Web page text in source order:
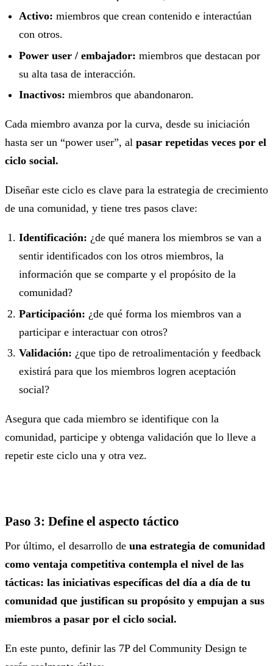
Activo: miembros que crean contenido e interactúan
con otros.
Power user / embajador: miembros que destacan por
su alta tasa de interacción.
Inactivos: miembros que abandonaron.
Cada miembro avanza por la curva, desde su iniciación
hasta ser un “power user”, al pasar repetidas veces por el
ciclo social.
Diseñar este ciclo es clave para la estrategia de crecimiento
de una comunidad, y tiene tres pasos clave:
Identificación: ¿de qué manera los miembros se van a
sentir identificados con los otros miembros, la
información que se comparte y el propósito de la
comunidad?
Participación: ¿de qué forma los miembros van a
participar e interactuar con otros?
Validación: ¿que tipo de retroalimentación y feedback
existirá para que los miembros logren aceptación
social?
Asegura que cada miembro se identifique con la
comunidad, participe y obtenga validación que lo lleve a
repetir este ciclo una y otra vez.
Paso 3: Define el aspecto táctico
Por último, el desarrollo de una estrategia de comunidad
como ventaja competitiva contempla el nivel de las
tácticas: las iniciativas específicas del día a día de tu
comunidad que justifican su propósito y empujan a sus
miembros a pasar por el ciclo social.
En este punto, definir las 7P del Community Design te